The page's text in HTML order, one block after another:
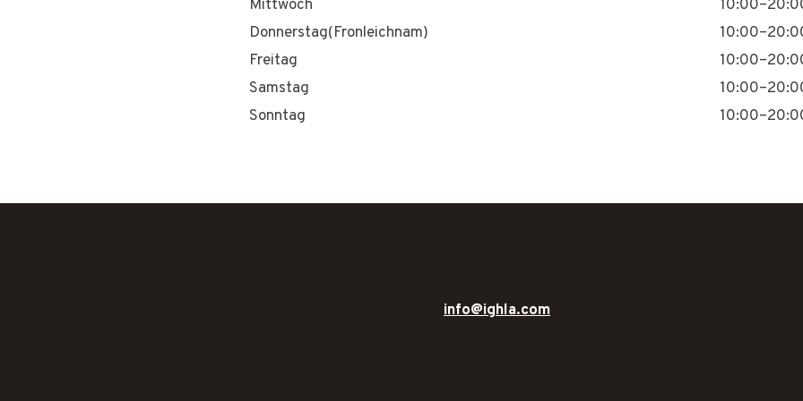
Mittwoch
Donnerstag(Fronleichnam)
Freitag
Samstag
Sonntag
info@ighla.com